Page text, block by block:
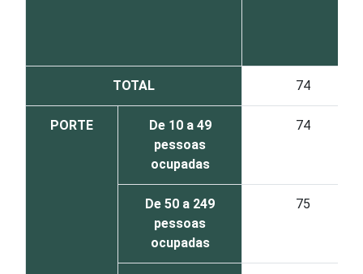
TOTAL 74
PORTE
De 10 a 49
pessoas
ocupadas
74
De 50 a 249
pessoas
ocupadas
75